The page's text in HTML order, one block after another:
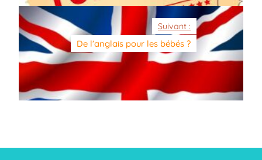
Suivant :
De l’anglais pour les bébés ?